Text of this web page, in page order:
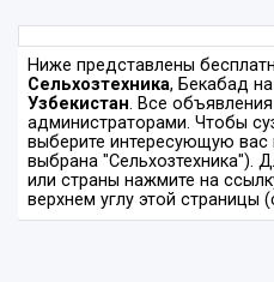
Ниже представлены
Сельхозтехника, Бекабад
Узбекистан. Все
администраторами. Чтобы
выберите интересующую вас
выбрана "Сельхозтехника").
или страны нажмите на
верхнем углу этой страницы